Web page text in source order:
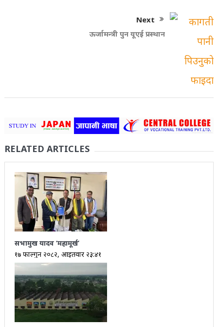
Next
ऊर्जामन्त्री पुन यूएई प्रस्थान
RELATED ARTICLES
सभामुख यादव ‘महामूर्ख’
१७ फाल्गुन २०८२, आईतवार २३:४१